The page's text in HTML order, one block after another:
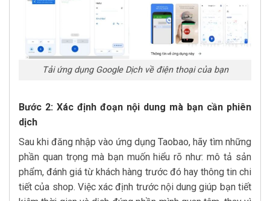
Tải ứng dụng Google Dịch về điện thoại của bạn
Bước 2: Xác định đoạn nội dung mà bạn cần phiên
dịch
Sau khi đăng nhập vào ứng dụng Taobao, hãy tìm những
phần quan trọng mà bạn muốn hiểu rõ như: mô tả sản
phẩm, đánh giá từ khách hàng trước đó hay thông tin chi
tiết của shop. Việc xác định trước nội dung giúp bạn tiết